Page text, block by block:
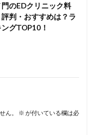
門のEDクリニック料
判・おすすめは？ラ
グTOP10！
ん。 ※ が付いている欄は必